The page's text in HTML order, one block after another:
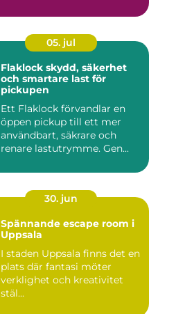
05. jul
Flaklock skydd, säkerhet
och smartare last för
pickupen
Ett Flaklock förvandlar en
öppen pickup till ett mer
användbart, säkrare och
renare lastutrymme. Gen...
30. jun
Spännande escape room i
Uppsala
I staden Uppsala finns det en
plats där fantasi möter
verklighet och kreativitet
stäl...